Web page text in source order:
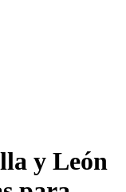
y León